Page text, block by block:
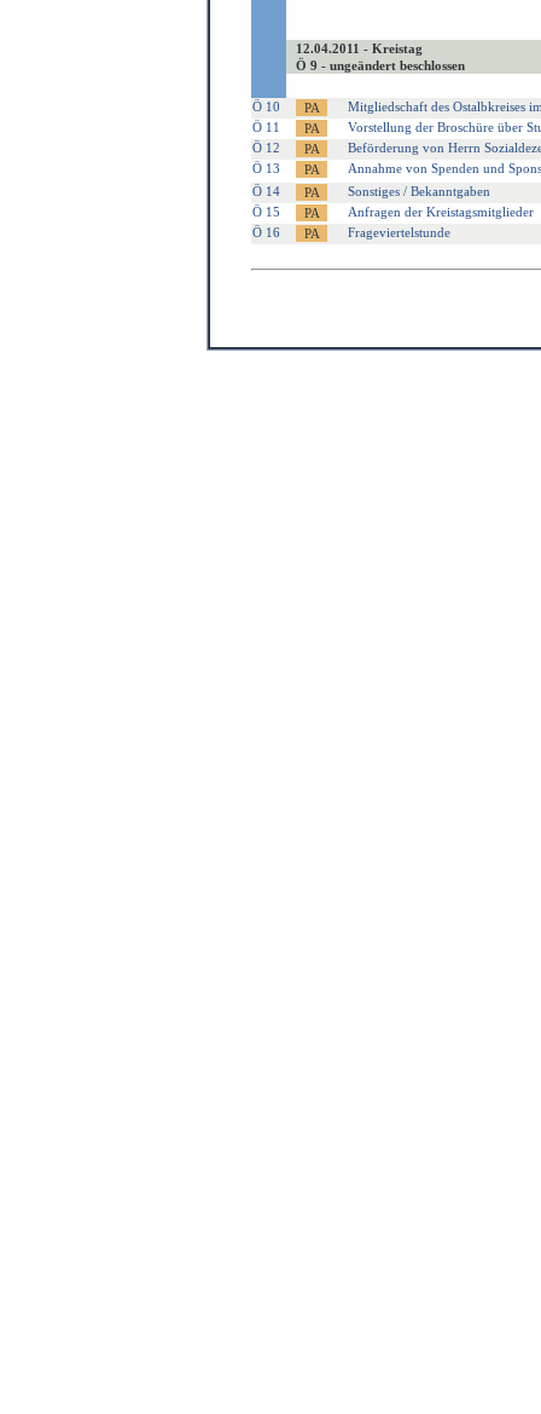
12.04.2011 - Kreistag
Ö 9 - ungeändert beschlossen
Ö 10
Mitgliedschaft des Ostalbkreises
Ö 11
Vorstellung der Broschüre über
Ö 12
Beförderung von Herrn
Ö 13
Annahme von Spenden und
Ö 14
Sonstiges / Bekanntgaben
Ö 15
Anfragen der Kreistagsmitglieder
Ö 16
Frageviertelstunde